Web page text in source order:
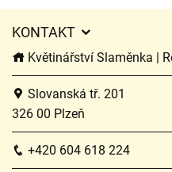
KONTAKT
Květinářství Slaměnka |
Slovanská tř. 201
326 00 Plzeň
+420 604 618 224